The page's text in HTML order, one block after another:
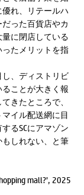
れ、リテールハ
った百貨店やカ
に閉店している
たメリットを指
、ディストリビ
ことが大きく報
きたところで、
イル配送網に目
るSCにアマゾン
しれない、と筆
mall?’, 2025